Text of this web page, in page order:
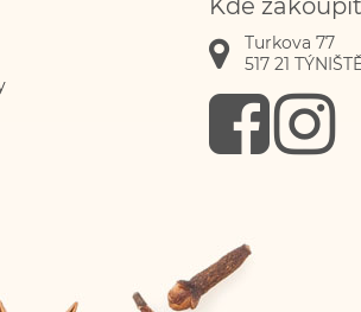
Kde
Turkova 77
517 21